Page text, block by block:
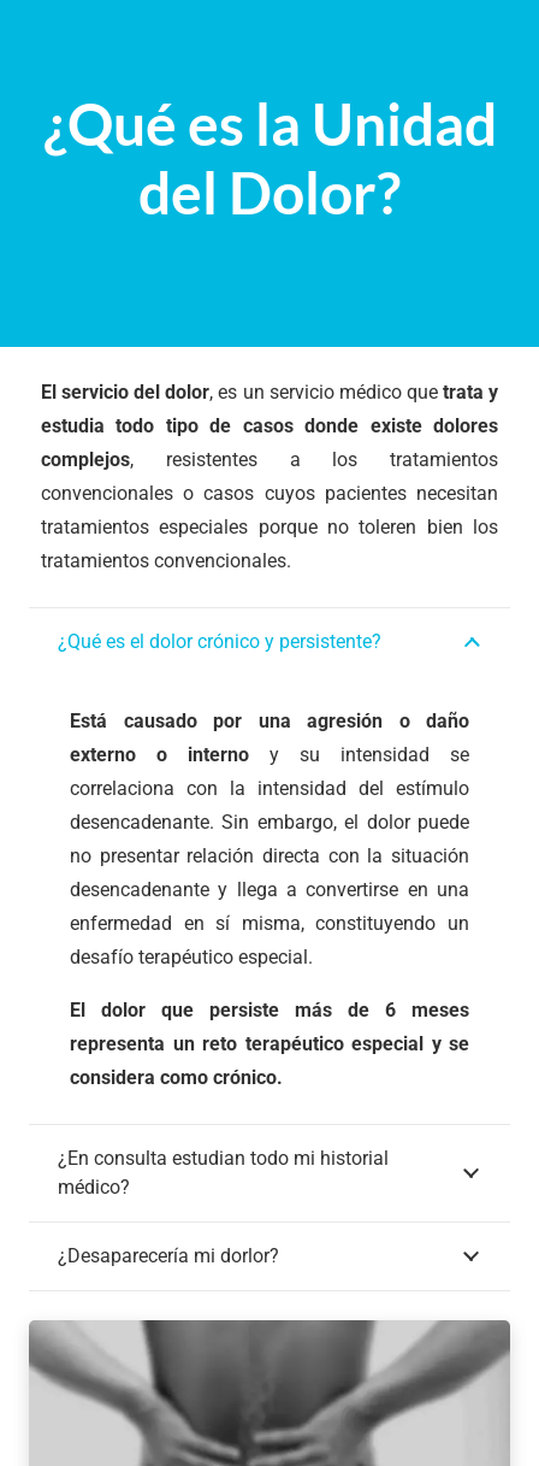
¿Qué es la Unidad
del Dolor?
El servicio del dolor, es un servicio médico quetrata y
estudia todo tipo de casos donde existe dolores
complejos, resistentes a los tratamientos
convencionales o casos cuyos pacientes necesitan
tratamientos especiales porque no toleren bien los
tratamientos convencionales.
¿Qué es el dolor crónico y persistente?
Está causado por una agresión o daño
externo o interno y su intensidad se
correlaciona con la intensidad del estímulo
desencadenante. Sin embargo, el dolor puede
no presentar relación directa con la situación
desencadenante y llega a convertirse en una
enfermedad en sí misma, constituyendo un
desafío terapéutico especial.
El dolor que persiste más de 6 meses
representa un reto terapéutico especial y se
considera como crónico.
¿En consulta estudian todo mi historial
médico?
¿Desaparecería mi dorlor?